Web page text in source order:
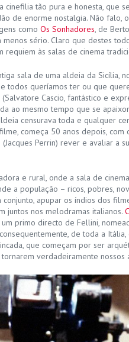
cinefilia tão pura e honesta, que
de enorme nostalgia. Não falo,
como Os Sonhadores, de
menos sério. Claro que destes
requiem às salas de cinema
sala de uma aldeia da Sicília,
todos queríamos ter ou que
Cascio, fantástico e
ao mesmo tempo que se
censurava toda e qualquer
começa 50 anos depois, com
Perrin) rever e avaliar a
e rural, onde a sala de
a população – ricos, pobres,
apupar os índios dos
juntos nos melodramas italianos.
primo directo de Fellini,
de toda a Itália,
que começam por ser
verdadeiramente nossos